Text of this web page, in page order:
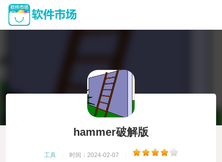
hammer破解版
工具 时间：2024-02-07